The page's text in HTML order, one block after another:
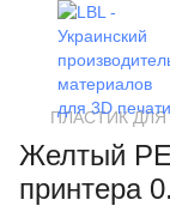
ПЛАСТИК ДЛЯ
Желтый
принтера